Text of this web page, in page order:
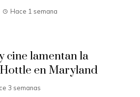
Hace 1 semana
cine lamentan la
en Maryland
3 semanas